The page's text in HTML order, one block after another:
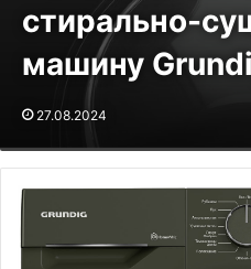
стирально-
машину
27.08.2024